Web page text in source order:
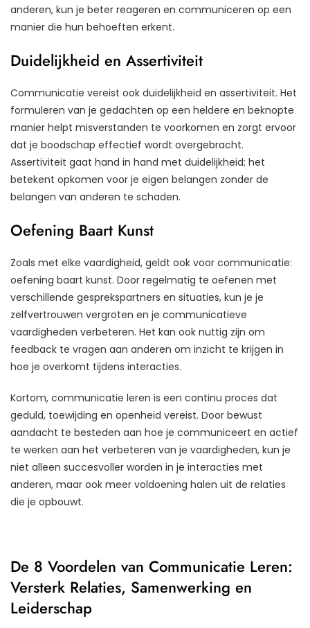
anderen, kun je beter reageren en communiceren op een
manier die hun behoeften erkent.
Duidelijkheid en Assertiviteit
Communicatie vereist ook duidelijkheid en assertiviteit. Het
formuleren van je gedachten op een heldere en beknopte
manier helpt misverstanden te voorkomen en zorgt ervoor
dat je boodschap effectief wordt overgebracht.
Assertiviteit gaat hand in hand met duidelijkheid; het
betekent opkomen voor je eigen belangen zonder de
belangen van anderen te schaden.
Oefening Baart Kunst
Zoals met elke vaardigheid, geldt ook voor communicatie:
oefening baart kunst. Door regelmatig te oefenen met
verschillende gesprekspartners en situaties, kun je je
zelfvertrouwen vergroten en je communicatieve
vaardigheden verbeteren. Het kan ook nuttig zijn om
feedback te vragen aan anderen om inzicht te krijgen in
hoe je overkomt tijdens interacties.
Kortom, communicatie leren is een continu proces dat
geduld, toewijding en openheid vereist. Door bewust
aandacht te besteden aan hoe je communiceert en actief
te werken aan het verbeteren van je vaardigheden, kun je
niet alleen succesvoller worden in je interacties met
anderen, maar ook meer voldoening halen uit de relaties
die je opbouwt.
De 8 Voordelen van Communicatie Leren:
Versterk Relaties, Samenwerking en
Leiderschap